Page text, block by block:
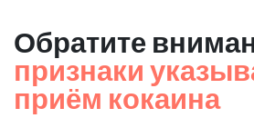
Обратите
признаки
приём кокаина